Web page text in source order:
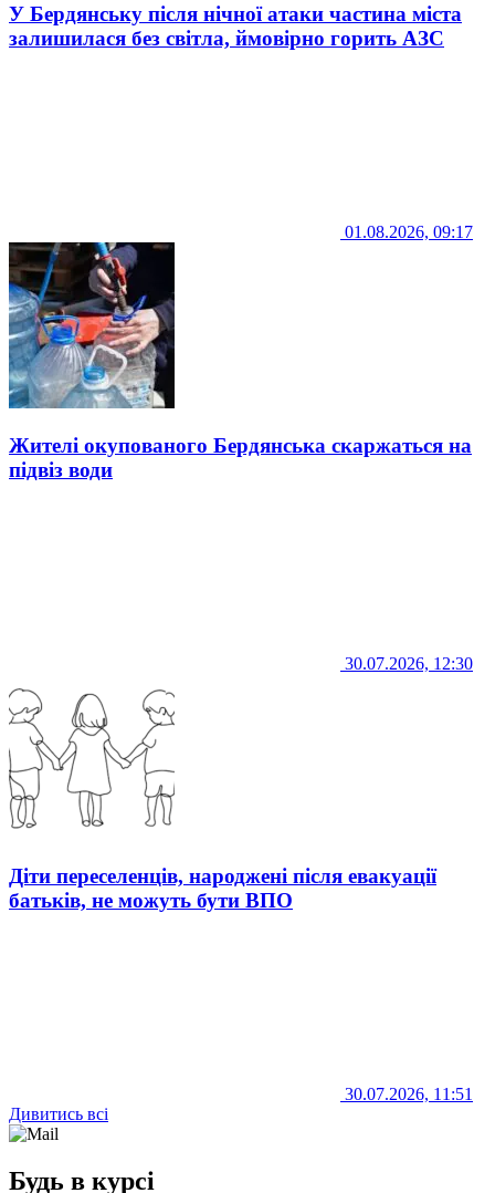
У Бердянську після нічної атаки частина міста
залишилася без світла, ймовірно горить АЗС
01.08.2026, 09:17
Жителі окупованого Бердянська скаржаться на
підвіз води
30.07.2026, 12:30
Діти переселенців, народжені після евакуації
батьків, не можуть бути ВПО
30.07.2026, 11:51
Дивитись всі
Будь в курсі